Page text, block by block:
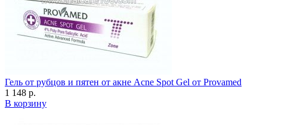
Гель от рубцов и пятен от акне Acne Spot Gel от Provamed
1 148 р.
В корзину